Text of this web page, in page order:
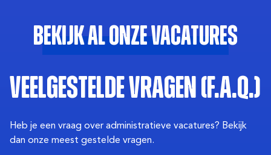
Bekijk al onze vacatures
Veelgestelde vragen (F.A.Q.)
Heb je een vraag over administratieve vacatures? Bekijk
dan onze meest gestelde vragen.